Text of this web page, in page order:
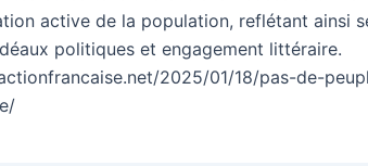
active de la population, reflétant ainsi
politiques et engagement littéraire.
2025/01/18/pas-de-